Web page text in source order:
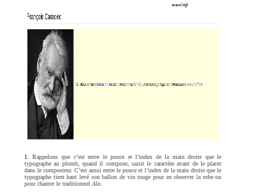
1
. Rappelons que c’est entre le pouce et l’index de la main droite que le
typographe au plomb, quand il compose, saisit le caractère avant de le placer
dans le composteur. C’est aussi entre le pouce et l’index de la main droite que le
typographe tient haut levé son ballon de vin rouge pour en observer la robe ou
pour chanter le traditionnel Ala.